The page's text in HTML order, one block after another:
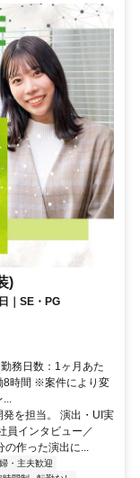
)
｜SE・PG
務日数：1ヶ月あた
8時間 ※案件により変
...
を担当。 演出・UI実
員インタビュー／
の作った演出に...
・主夫歓迎